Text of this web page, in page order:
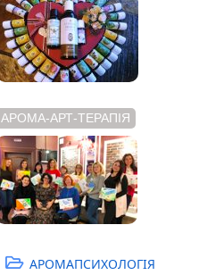
АРОМА-АРТ-ТЕРАПІЯ
АРОМАПСИХОЛОГІЯ